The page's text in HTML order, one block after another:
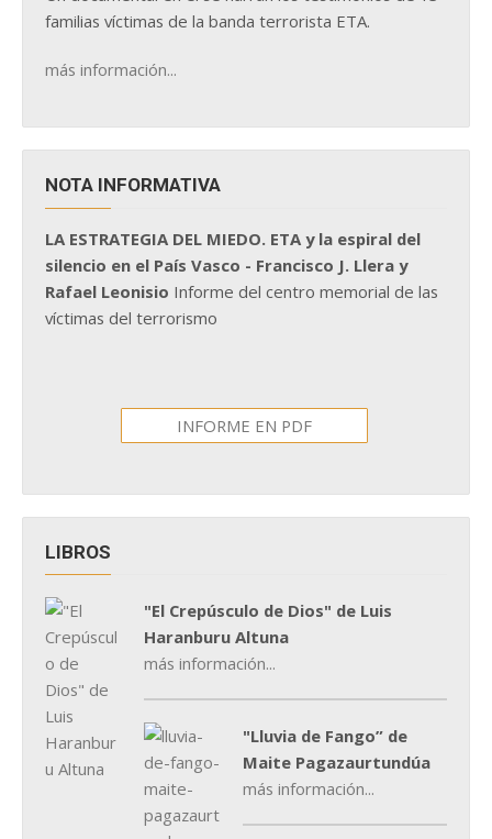
familias víctimas de la banda terrorista ETA.
más información...
NOTA INFORMATIVA
LA ESTRATEGIA DEL MIEDO. ETA y la espiral del
silencio en el País Vasco - Francisco J. Llera y
Rafael Leonisio Informe del centro memorial de las
víctimas del terrorismo
INFORME EN PDF
LIBROS
"El Crepúsculo de Dios" de Luis
Haranburu Altuna
más información...
"Lluvia de Fango” de
Maite Pagazaurtundúa
más información...